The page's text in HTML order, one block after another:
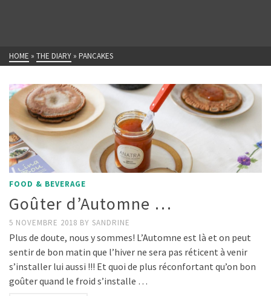
HOME » THE DIARY » PANCAKES
FOOD & BEVERAGE
Goûter d’Automne …
5 NOVEMBRE 2018 BY SANDRINE
Plus de doute, nous y sommes! L’Automne est là et on peut
sentir de bon matin que l’hiver ne sera pas réticent à venir
s’installer lui aussi !!! Et quoi de plus réconfortant qu’on bon
goûter quand le froid s’installe …